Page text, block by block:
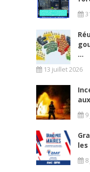
...
13 juillet 2026